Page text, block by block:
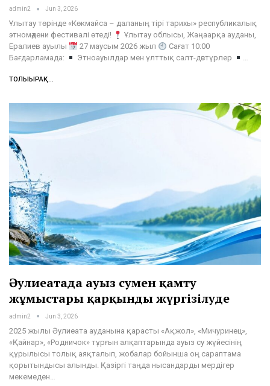
admin2 Jun 3, 2026
Ұлытау төрінде «Көкмайса – даланың тірі тарихы» республикалық
этномәдени фестивалі өтеді!
Ұлытау облысы, Жаңаарқа ауданы,
Ералиев ауылы
27 маусым 2026 жыл
Сағат 10:00
Бағдарламада:
Этноауылдар мен ұлттық салт-дәстүрлер …
ТОЛЫҒЫРАҚ...
Әулиеатада ауыз сумен қамту
жұмыстары қарқынды жүргізілуде
admin2 Jun 3, 2026
2025 жылы Әулиеата ауданына қарасты «Ақжол», «Мичуринец»,
«Қайнар», «Родничок» тұрғын алқаптарында ауыз су жүйесінің
құрылысы толық аяқталып, жобалар бойынша оң сараптама
қорытындысы алынды. Қазіргі таңда нысандарды мердігер
мекемеден…